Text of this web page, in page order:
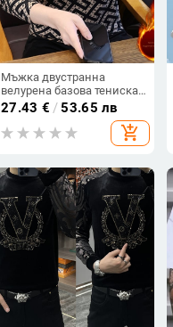
Мъжка двустранна
велурена базова тениска
с дълги ръкави, тясна
кройка, мока яка, есенно-
зимна
27.43 € /53.65 лв
add_shopping_cart